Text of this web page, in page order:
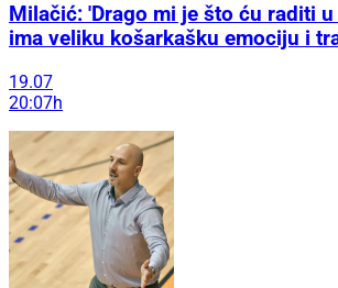
Milačić: 'Drago mi je što ću raditi
ima veliku košarkašku emociju i
19.07
20:07h